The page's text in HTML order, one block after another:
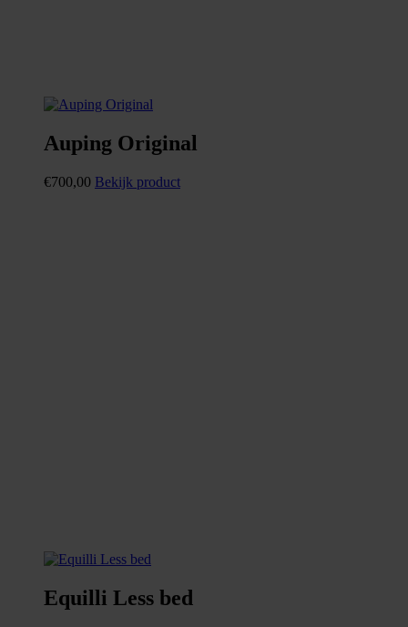
Auping Original
€700,00 Bekijk product
Equilli Less bed